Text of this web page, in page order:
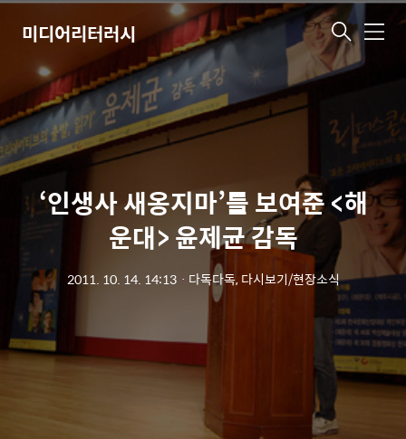
미디어리터러시 메
‘인생사 새옹지마’를 보여준 <해
운대> 윤제균 감독
2011. 10. 14. 14:13ㆍ 다독다독, 다시보기/현장소식